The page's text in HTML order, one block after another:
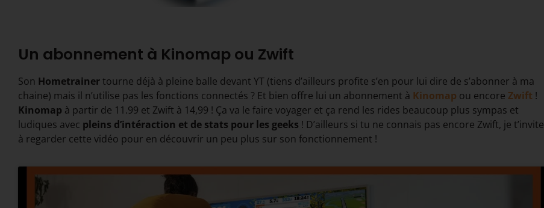
Un abonnement à Kinomap ou Zwift
Son Hometrainertourne déjà à pleine balle devant YT (tiens d’ailleurs profite s’en pour lui dire de s’abonner à ma
chaine) mais il n’utilise pas les fonctions connectés ? Et bien offre lui un abonnement à Kinomap ou encore Zwift !
Kinomap à partir de 11.99 et Zwift à 14,99 ! Ça va le faire voyager et ça rend les rides beaucoup plus sympas et
ludiques avec pleins d’intéraction et de stats pour les geeks ! D’ailleurs si tu ne connais pas encore Zwift, je t’invite
à regarder cette vidéo pour en découvrir un peu plus sur son fonctionnement !